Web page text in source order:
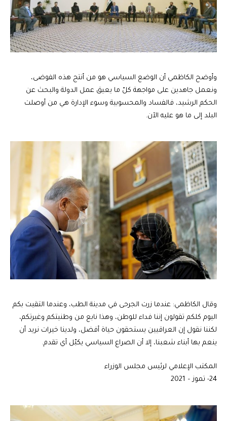
وأوضح الكاظمي أن الوضع السياسي هو من أنتج هذه الفوضى،
ونعمل جاهدين على مواجهة كلّ ما يعيق عمل الدولة والبحث عن
الحكم الرشيد، فالفساد والمحسوبية وسوء الإدارة هي من أوصلت
البلد إلى ما هو عليه الآن.
وقال الكاظمي: عندما زرت الجرحى في مدينة الطب، وعندما التقيت بكم
اليوم كلكم تقولون إننا فداء للوطن، وهذا نابع من وطنيتكم وغيرتكم،
لكننا نقول إن العراقيين يستحقون حياة أفضل، ولدينا خيرات نريد أن
ينعم بها أبناء شعبنا، إلا أن الصراع السياسي يكبّل أي تقدم.
المكتب الإعلامي لرئيس مجلس الوزراء
24- تموز – 2021